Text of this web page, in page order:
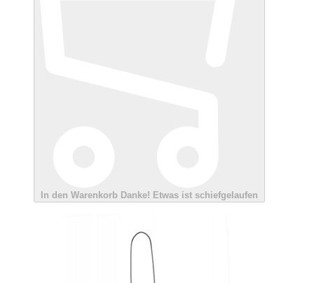
In den Warenkorb Danke! Etwas ist schiefgelaufen